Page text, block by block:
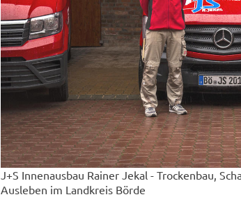
J+S Innenausbau Rainer Jekal - Trockenbau,
Ausleben im Landkreis Börde